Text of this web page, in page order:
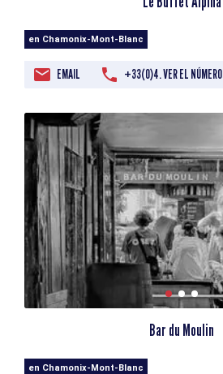
en Chamonix-Mont-Blanc
EMAIL +33(0)4. VER EL NÚMERO
Bar du Moulin
en Chamonix-Mont-Blanc